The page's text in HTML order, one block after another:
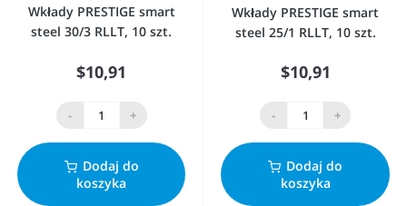
Wkłady PRESTIGE smart
steel 30/3 RLLT, 10 szt.
$10,91
- +
Dodaj do
koszyka
Wkłady PRESTIGE smart
steel 25/1 RLLT, 10 szt.
$10,91
- +
Dodaj do
koszyka